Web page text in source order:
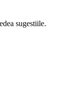
sugestiile.